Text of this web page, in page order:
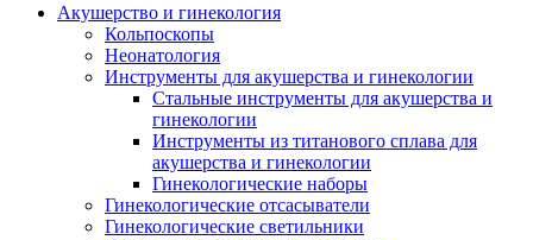
Акушерство и гинекология
Кольпоскопы
Неонатология
Инструменты для акушерства и гинекологии
Стальные инструменты для акушерства и
гинекологии
Инструменты из титанового сплава для
акушерства и гинекологии
Гинекологические наборы
Гинекологические отсасыватели
Гинекологические светильники